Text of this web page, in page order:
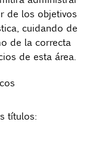
de los objetivos
cuidando de
de la correcta
de esta área.
títulos: